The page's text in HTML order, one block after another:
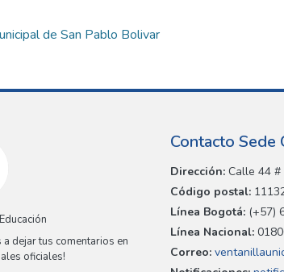
de San Pablo Bolivar
a dejar tus comentarios en
oficiales!
Contacto Sede
Dirección: Calle 44 #
Código postal:
Línea Bogotá: (+57)
Línea Nacional:
Correo: